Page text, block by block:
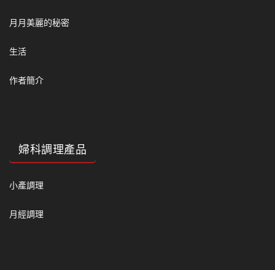
月月美麗的秘密
生活
作者簡介
婦科調理產品
小產調理
月經調理